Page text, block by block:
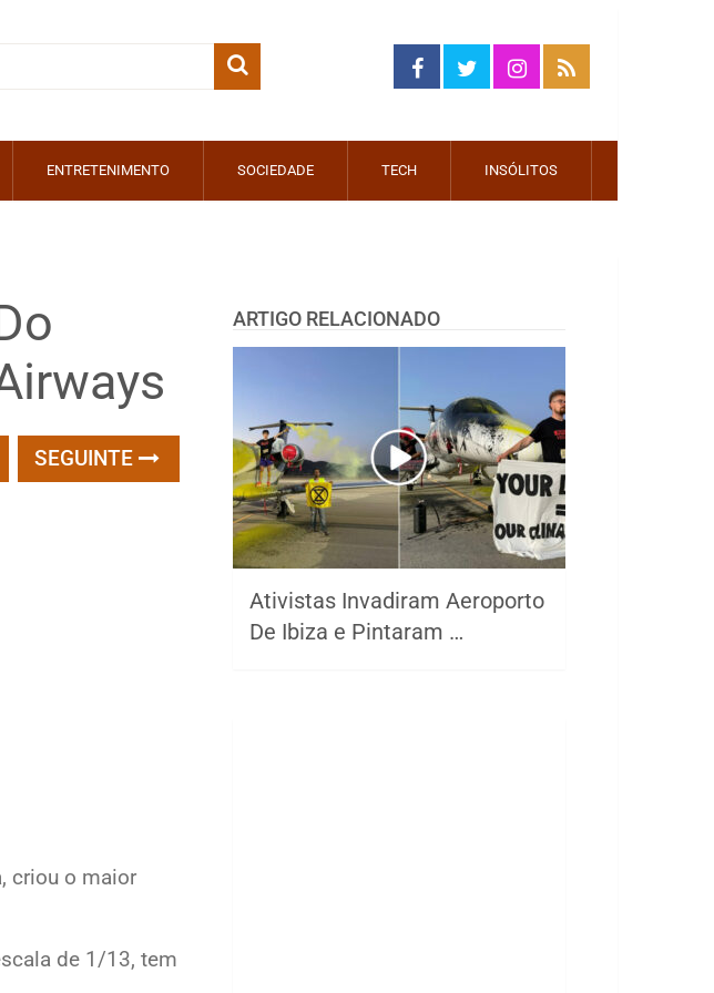
ENTRETENIMENTO SOCIEDADE TECH INSÓLITOS
SEGUINTE
criou o maior
de 1/13, tem
ARTIGO RELACIONADO
Ativistas Invadiram Aeroporto
De Ibiza e Pintaram …